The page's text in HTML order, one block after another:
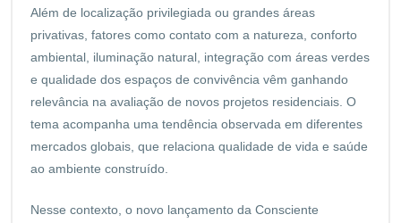
Além de localização privilegiada ou grandes áreas
privativas, fatores como contato com a natureza, conforto
ambiental, iluminação natural, integração com áreas verdes
e qualidade dos espaços de convivência vêm ganhando
relevância na avaliação de novos projetos residenciais. O
tema acompanha uma tendência observada em diferentes
mercados globais, que relaciona qualidade de vida e saúde
ao ambiente construído.
Nesse contexto, o novo lançamento da Consciente